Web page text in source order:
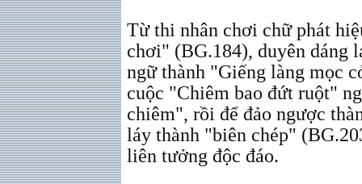
Từ thi nhân chơi chữ phát
chơi" (BG.184), duyên dáng
ngữ thành "Giếng làng mọc
cuộc "Chiêm bao đứt ruột"
chiêm", rồi để đảo ngược
láy thành "biên chép"
liên tưởng độc đáo.